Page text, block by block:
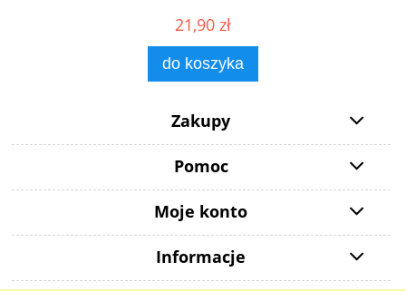
21,90 zł
do koszyka
Zakupy
Pomoc
Moje konto
Informacje